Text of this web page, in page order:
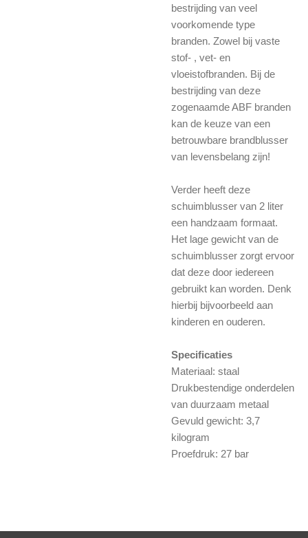
bestrijding van veel
voorkomende type
branden. Zowel bij vaste
stof- , vet- en
vloeistofbranden. Bij de
bestrijding van deze
zogenaamde ABF branden
kan de keuze van een
betrouwbare brandblusser
van levensbelang zijn!
Verder heeft deze
schuimblusser van 2 liter
een handzaam formaat.
Het lage gewicht van de
schuimblusser zorgt ervoor
dat deze door iedereen
gebruikt kan worden. Denk
hierbij bijvoorbeeld aan
kinderen en ouderen.
Specificaties
Materiaal: staal
Drukbestendige onderdelen
van duurzaam metaal
Gevuld gewicht: 3,7
kilogram
Proefdruk: 27 bar